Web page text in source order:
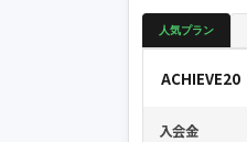
人気プラン
ACHIEVE20
入会金